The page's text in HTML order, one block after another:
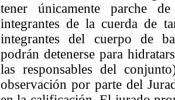
tener únicamente parche
integrantes de la cuerda de
integrantes del cuerpo de
podrán detenerse para
las responsables del
observación por parte del